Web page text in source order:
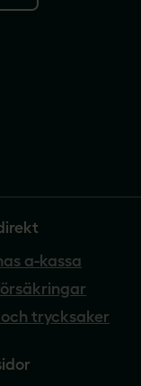
a-kassa
trycksaker